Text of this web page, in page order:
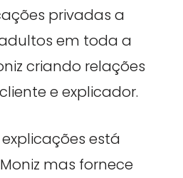
privadas a
em toda a
criando relações
e explicador.
está
mas fornece